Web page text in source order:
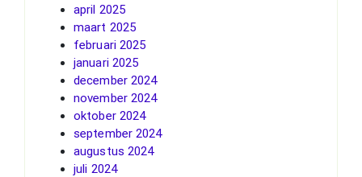
april 2025
maart 2025
februari 2025
januari 2025
december 2024
november 2024
oktober 2024
september 2024
augustus 2024
juli 2024